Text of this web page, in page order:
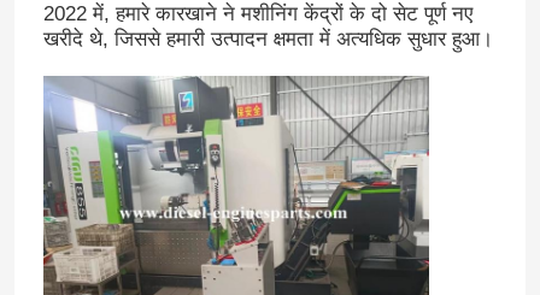
2022 में, हमारे कारखाने ने मशीनिंग केंद्रों के दो सेट पूर्ण नए
खरीदे थे, जिससे हमारी उत्पादन क्षमता में अत्यधिक सुधार हुआ।